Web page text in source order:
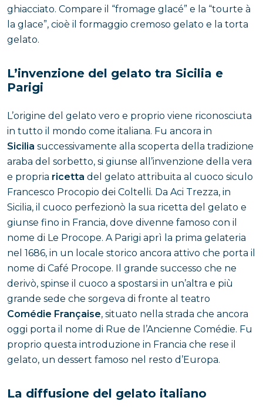
ghiacciato. Compare il “fromage glacé” e la “tourte à
la glace”, cioè il formaggio cremoso gelato e la torta
gelato.
L’invenzione del gelato tra Sicilia e
Parigi
L’origine del gelato vero e proprio viene riconosciuta
in tutto il mondo come italiana. Fu ancora in
Sicilia successivamente alla scoperta della tradizione
araba del sorbetto, si giunse all’invenzione della vera
e propria ricetta del gelato attribuita al cuoco siculo
Francesco Procopio dei Coltelli. Da Aci Trezza, in
Sicilia, il cuoco perfezionò la sua ricetta del gelato e
giunse fino in Francia, dove divenne famoso con il
nome di Le Procope. A Parigi aprì la prima gelateria
nel 1686, in un locale storico ancora attivo che porta il
nome di Café Procope. Il grande successo che ne
derivò, spinse il cuoco a spostarsi in un’altra e più
grande sede che sorgeva di fronte al teatro
Comédie Française, situato nella strada che ancora
oggi porta il nome di Rue de l’Ancienne Comédie. Fu
proprio questa introduzione in Francia che rese il
gelato, un dessert famoso nel resto d’Europa.
La diffusione del gelato italiano